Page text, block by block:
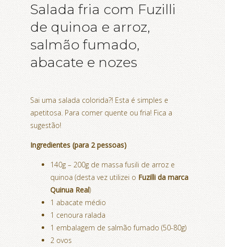
Salada fria com Fuzilli
de quinoa e arroz,
salmão fumado,
abacate e nozes
Sai uma salada colorida?! Esta é simples e
apetitosa. Para comer quente ou fria! Fica a
sugestão!
Ingredientes (para 2 pessoas)
140g – 200g de massa fusili de arroz e
quinoa (desta vez utilizei o Fuzilli da marca
Quinua Real)
1 abacate médio
1 cenoura ralada
1 embalagem de salmão fumado (50-80g)
2 ovos